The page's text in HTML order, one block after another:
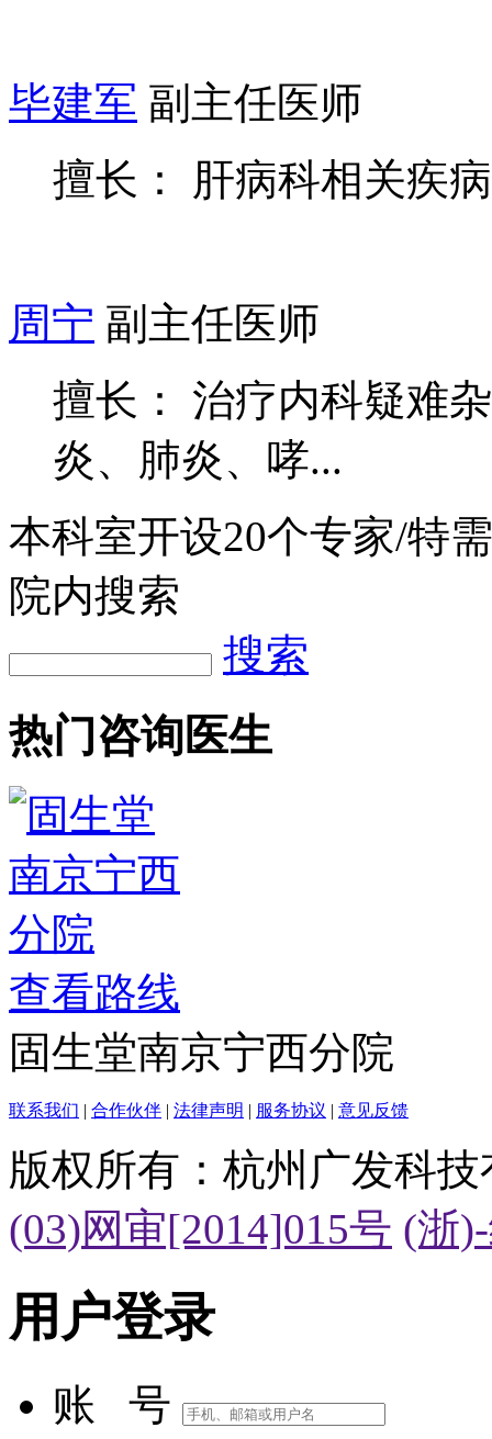
毕建军 副主任医师
擅长： 肝病科相关疾病
周宁 副主任医师
擅长： 治疗内科疑难
炎、肺炎、哮...
本科室开设20个专家/特
院内搜索
搜索
热门咨询医生
查看路线
固生堂南京宁西分院
联系我们 | 合作伙伴 | 法律声明 | 服务协议 | 意见反馈
版权所有：杭州广发科
(03)网审[2014]015号 (浙
用户登录
账 号